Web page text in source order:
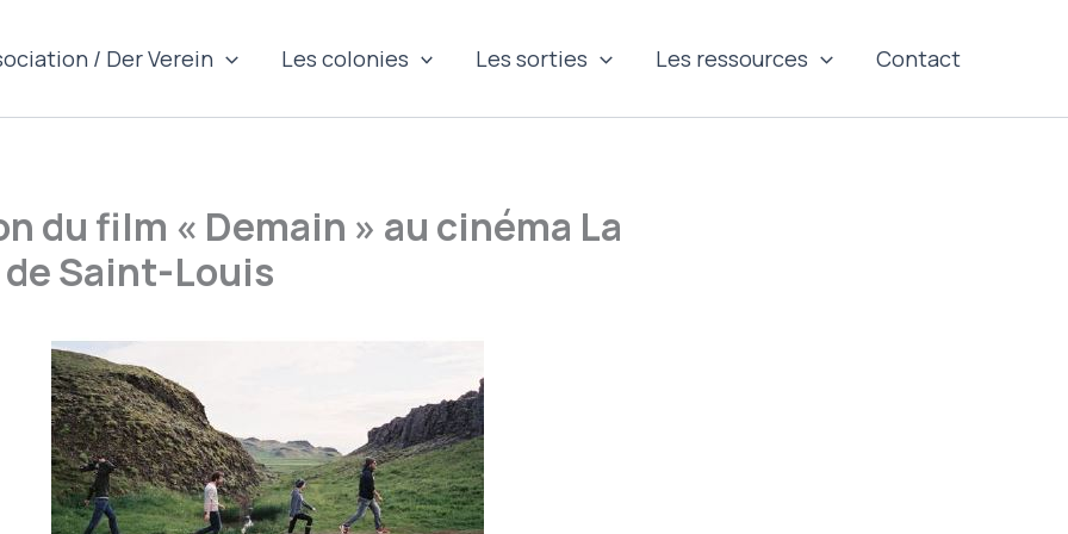
/ Der Verein Les colonies Les sorties Les ressources Contact
du film « Demain » au cinéma La
Saint-Louis